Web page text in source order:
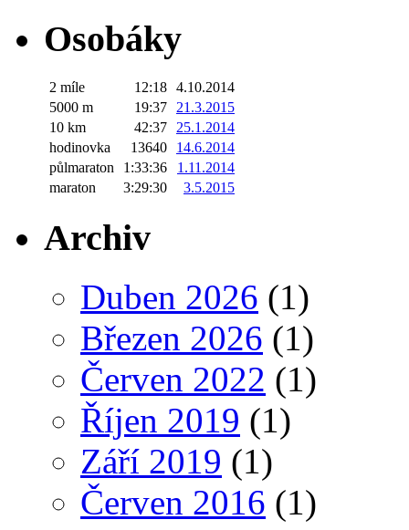
Osobáky
2 míle 12:18 4.10.2014
5000 m
19:37
21.3.2015
10 km
42:37
25.1.2014
hodinovka
13640
14.6.2014
půlmaraton
1:33:36
1.11.2014
maraton
3:29:30 3.5.2015
Archiv
Duben 2026 (1)
Březen 2026 (1)
Červen 2022 (1)
Říjen 2019 (1)
Září 2019 (1)
Červen 2016 (1)